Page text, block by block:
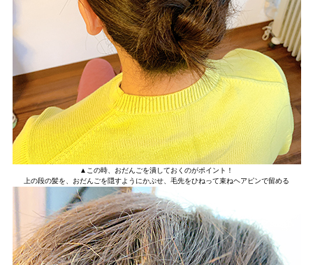
▲この時、おだんごを潰しておくのがポイント！
上の段の髪を、おだんごを隠すようにかぶせ、毛先をひねって束ねヘアピンで留める